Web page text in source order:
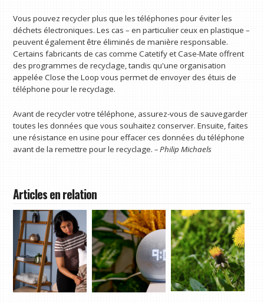
Vous pouvez recycler plus que les téléphones pour éviter les
déchets électroniques. Les cas – en particulier ceux en plastique –
peuvent également être éliminés de manière responsable.
Certains fabricants de cas comme Catetify et Case-Mate offrent
des programmes de recyclage, tandis qu'une organisation
appelée Close the Loop vous permet de envoyer des étuis de
téléphone pour le recyclage.
Avant de recycler votre téléphone, assurez-vous de sauvegarder
toutes les données que vous souhaitez conserver. Ensuite, faites
une résistance en usine pour effacer ces données du téléphone
avant de la remettre pour le recyclage.– Philip Michaels
Articles en relation